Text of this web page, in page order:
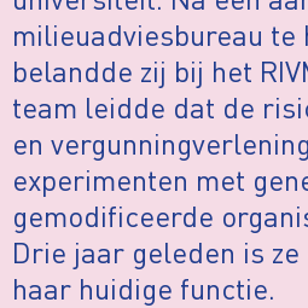
milieuadviesbureau te
belandde zij bij het
team leidde dat de
en
experimenten met
gemodificeerde
Drie jaar geleden is
haar huidige functie.